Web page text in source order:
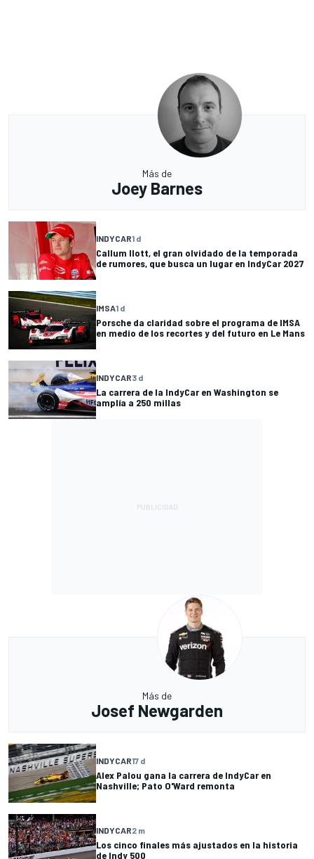
Más de
Joey Barnes
INDYCAR1 d
Callum Ilott, el gran olvidado de la temporada
de rumores, que busca un lugar en IndyCar 2027
IMSA1 d
Porsche da claridad sobre el programa de IMSA
en medio de los recortes y del futuro en Le Mans
INDYCAR3 d
La carrera de la IndyCar en Washington se
amplía a 250 millas
Más de
Josef Newgarden
INDYCAR17 d
Alex Palou gana la carrera de IndyCar en
Nashville; Pato O'Ward remonta
INDYCAR2 m
Los cinco finales más ajustados en la historia
de Indy 500